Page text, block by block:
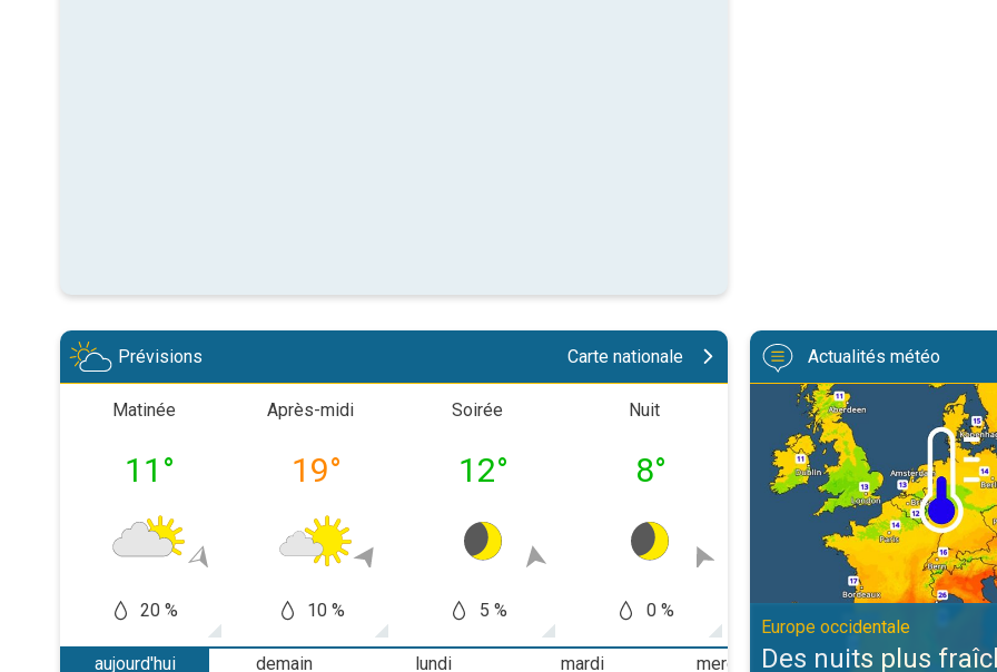
Prévisions Carte nationale
Matinée
11 °
20 %
Après-midi
19°
10 %
Soirée
12°
5 %
Nuit
8°
0 %
Matinée
10°
0 %
Après-
18
0
aujourd'hui
demain
lundi
mardi
mercredi
jeudi
Actualités météo
Des nuits plus fraîches en
Europe occidentale
Des nuits plus